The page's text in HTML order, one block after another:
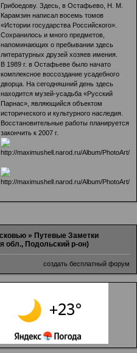
Грибоедову. Здесь, в Остафьево, Н. М.
Карамзин написал восемь томов
«Истории государства Российского».
Сохранилось и много предметов,
напоминающих о пребывании здесь
литературных друзей хозяев имения.
В 1989 г. в Остафьеве было начато
комплексное воссоздание усадебного
дворца. На сегодняшний день здесь
находится музей-усадьба «Русский
Парнас», являющийся объектом
исторического и культурного наследия.
Восстановительные работы планируется
закончить к 2007 г.
» Путевые Заметки
обл., Подольский р-он)
создать бесплатный форум